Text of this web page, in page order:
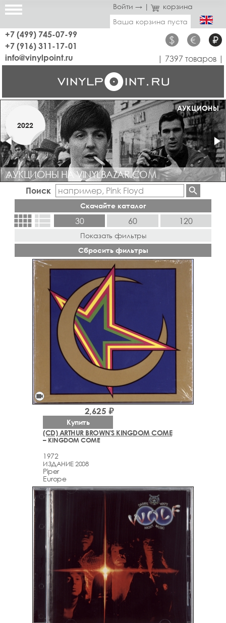
Войти → |
корзина
Ваша корзина пуста
+7 (499) 745-07-99
+7 (916) 311-17-01
$ € ₽
info@vinylpoint.ru | 7397 товаров |
МАГАЗИН ОТКРЫТ
МАРТ
2019
АУКЦИОНЫ
2022
АУКЦИОНЫ НА VINYLBAZAR.COM
Поиск
Скачайте каталог
view_comfyview_list 30 60 120
Показать фильтры
Сбросить фильтры
videocam
(CD) ARTHUR BROWN'S KINGDOM COME
– KINGDOM COME
1972
ИЗДАНИЕ 2008
Piper
Europe
2,625 ₽
Купить